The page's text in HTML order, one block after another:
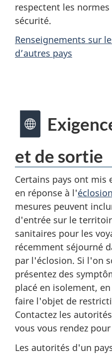
respectent les
sécurité.
Renseignements sur
d’autres pays
et de sortie
Certains pays ont mis
en réponse à l'
mesures peuvent
d'entrée sur le
sanitaires pour les
récemment séjourné
par l'éclosion. Si l'on
présentez des
placé en isolement,
faire l'objet de
Contactez les
vous vous rendez
Les autorités d'un